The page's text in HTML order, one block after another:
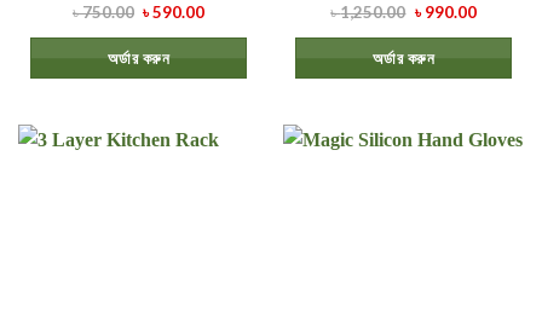
৳750.00 ৳590.00
অর্ডার করুন
৳1,250.00 ৳990.00
অর্ডার করুন